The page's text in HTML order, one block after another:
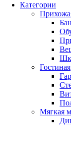
Категории
Гостиная
Мягкая